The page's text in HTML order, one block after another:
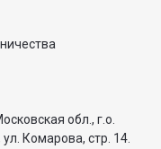
обл., г.о.
Комарова, стр. 14.